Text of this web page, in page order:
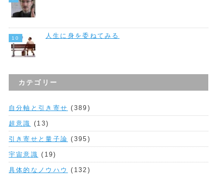
人生に身を委ねてみる
カテゴリー
自分軸と引き寄せ (389)
超意識 (13)
引き寄せと量子論 (395)
宇宙意識 (19)
具体的なノウハウ (132)